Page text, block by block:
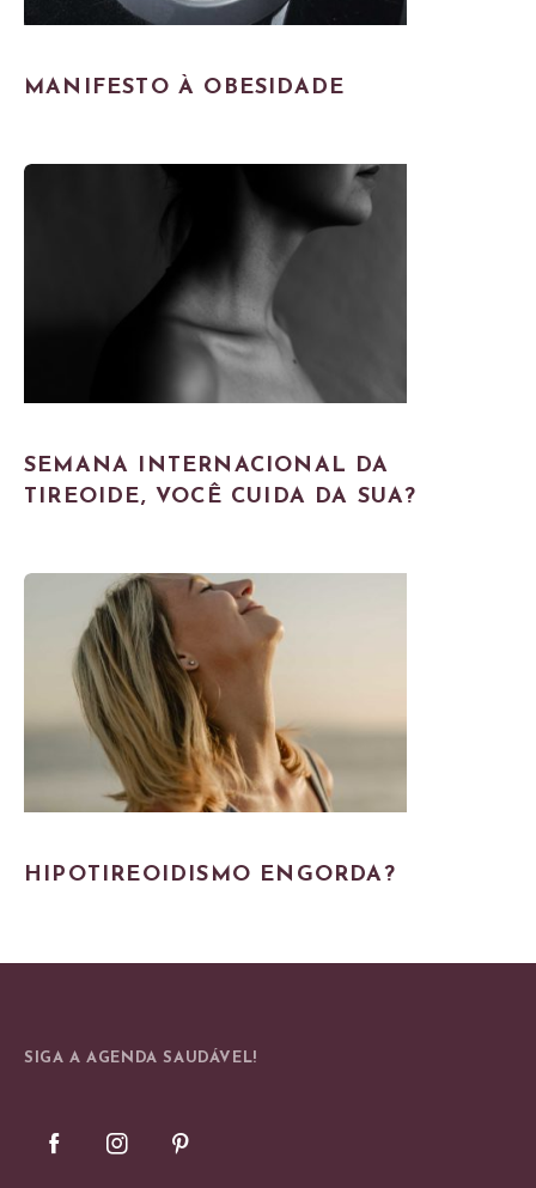
MANIFESTO À OBESIDADE
SEMANA INTERNACIONAL DA
TIREOIDE, VOCÊ CUIDA DA SUA?
HIPOTIREOIDISMO ENGORDA?
SIGA A AGENDA SAUDÁVEL!